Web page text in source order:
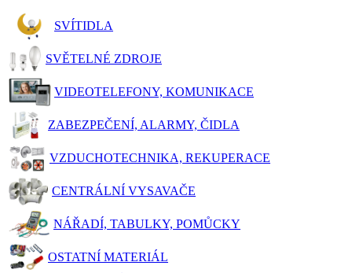
SVÍTIDLA
SVĚTELNÉ ZDROJE
VIDEOTELEFONY, KOMUNIKACE
ZABEZPEČENÍ, ALARMY, ČIDLA
VZDUCHOTECHNIKA, REKUPERACE
CENTRÁLNÍ VYSAVAČE
NÁŘADÍ, TABULKY, POMŮCKY
OSTATNÍ MATERIÁL